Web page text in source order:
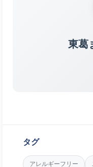
東葛
タグ
アレルギーフリー